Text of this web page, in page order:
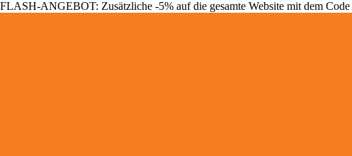
FLASH-ANGEBOT: Zusätzliche -5% auf die gesamte Website mit dem Code